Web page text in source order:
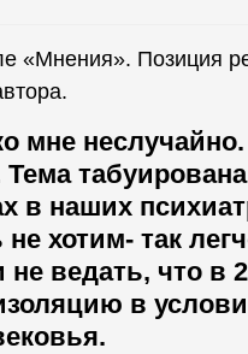
«Мнения». Позиция
мне
в наших
хотим- так
ведать, что в
в